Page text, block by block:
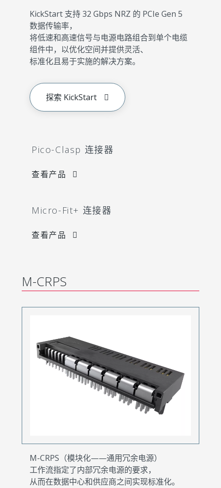
KickStart 支持 32 Gbps NRZ 的 PCIe Gen 5
数据传输率，
将低速和高速信号与电源电路组合到单个电缆
组件中，以优化空间并提供灵活、
标准化且易于实施的解决方案。
探索 KickStart
Pico-Clasp 连接器
查看产品
Micro-Fit+ 连接器
查看产品
M-CRPS
M-CRPS（模块化——通用冗余电源）
工作流指定了内部冗余电源的要求，
从而在数据中心和供应商之间实现标准化。